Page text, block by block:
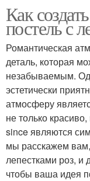
Как
постель с
Романтическая
деталь, которая
незабываемым.
эстетически
атмосферу
не только
since являются
мы расскажем вам,
лепестками роз, и
чтобы ваша идея